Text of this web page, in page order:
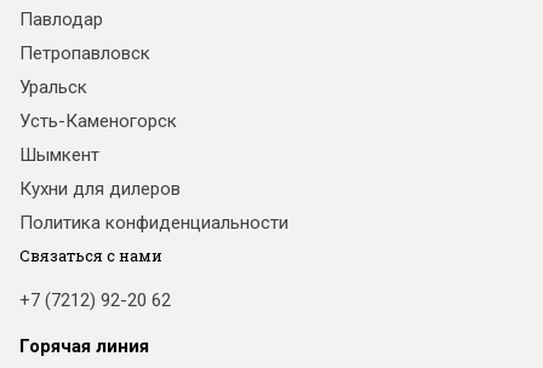
Павлодар
Петропавловск
Уральск
Усть-Каменогорск
Шымкент
Кухни для дилеров
Политика конфиденциальности
Связаться с нами
+7 (7212) 92-20 62
Горячая линия